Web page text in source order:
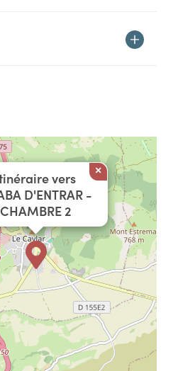
vers
D'ENTRAR -
CHAMBRE 2
×